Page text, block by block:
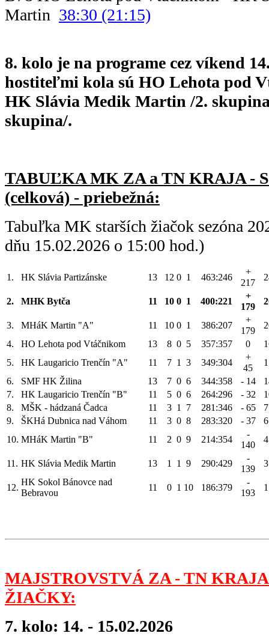
Martin 38:30 (21:15)
8. kolo je na programe cez víkend
hostiteľmi kola sú HO Lehota pod
HK Slávia Medik Martin /2.
skupina/.
TABUĽKA MK ZA a TN KRAJA -
(celková) - priebežná:
Tabuľka MK starších žiačok sezóna
dňu 15.02.2026 o 15:00 hod.)
1. HK Slávia Partizánske 13 12 0 1 463:246
+
217
2. MHK Bytča 11 10 0 1 400:221
+
179
3. MHáK Martin "A" 11 10 0 1 386:207
+
179
4.
HO Lehota pod Vtáčnikom 13 8 0 5 357:357 0
5.
HK Laugaricio Trenčín "A" 11 7 1 3 349:304
+
45
6.
SMF HK Žilina 13 7 0 6 344:358 - 14
7.
HK Laugaricio Trenčín "B" 11 5 0 6 264:296 - 32
8.
MŠK - hádzaná Čadca 11 3 1 7 281:346 - 65
7
9.
ŠKHá Dubnica nad Váhom 11 3 0 8 283:320 - 37
6
10. MHáK Martin "B" 11 2 0 9 214:354
-
140
4
11. HK Slávia Medik Martin 13 1 1 9 290:429
-
139
3
12.
HK Sokol Bánovce nad
Bebravou
11 0 1 10 186:379
-
193
1
MAJSTROVSTVÁ ZA - TN
ŽIAČKY:
7. kolo: 14. - 15.02.2026